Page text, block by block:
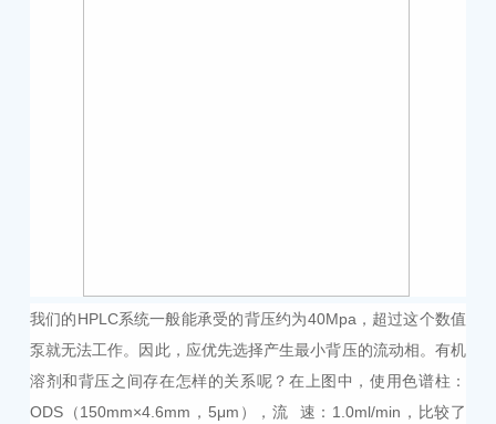
我们的HPLC系统一般能承受的背压约为40Mpa ，超过这个数值
泵就无法工作。因此，应优先选择产生最小背压的流动相。有机
溶剂和背压之间存在怎样的关系呢？ 在上图中，使用色谱柱：
ODS（150mm×4.6mm ， 5μm ），流 速： 1.0ml/min ，比较了